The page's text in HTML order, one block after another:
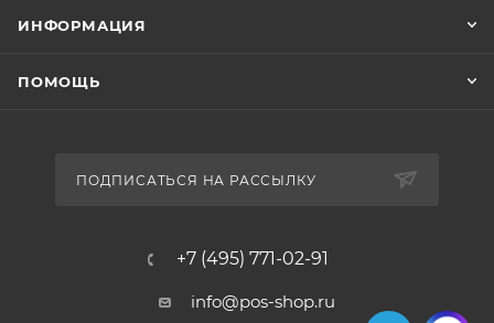
ИНФОРМАЦИЯ
ПОМОЩЬ
ПОДПИСАТЬСЯ НА РАССЫЛКУ
+7 (495) 771-02-91
info@pos-shop.ru